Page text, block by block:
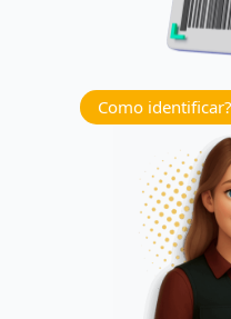
Como identificar?